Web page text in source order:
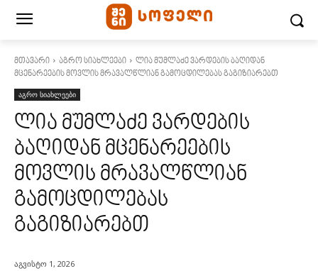
მთავარი აგრო სიახლეები
ლია მუმლაძე ვარდების ბაღიდან
მცენარეების მოვლის მრავალწლიან გამოცდილებას გაგიზიარებთ
აგრო სიახლეები
ლია მუმლაძე ვარდების
ბაღიდან მცენარეების
მოვლის მრავალწლიან
გამოცდილებას
გაგიზიარებთ
აგვისტო 1, 2026